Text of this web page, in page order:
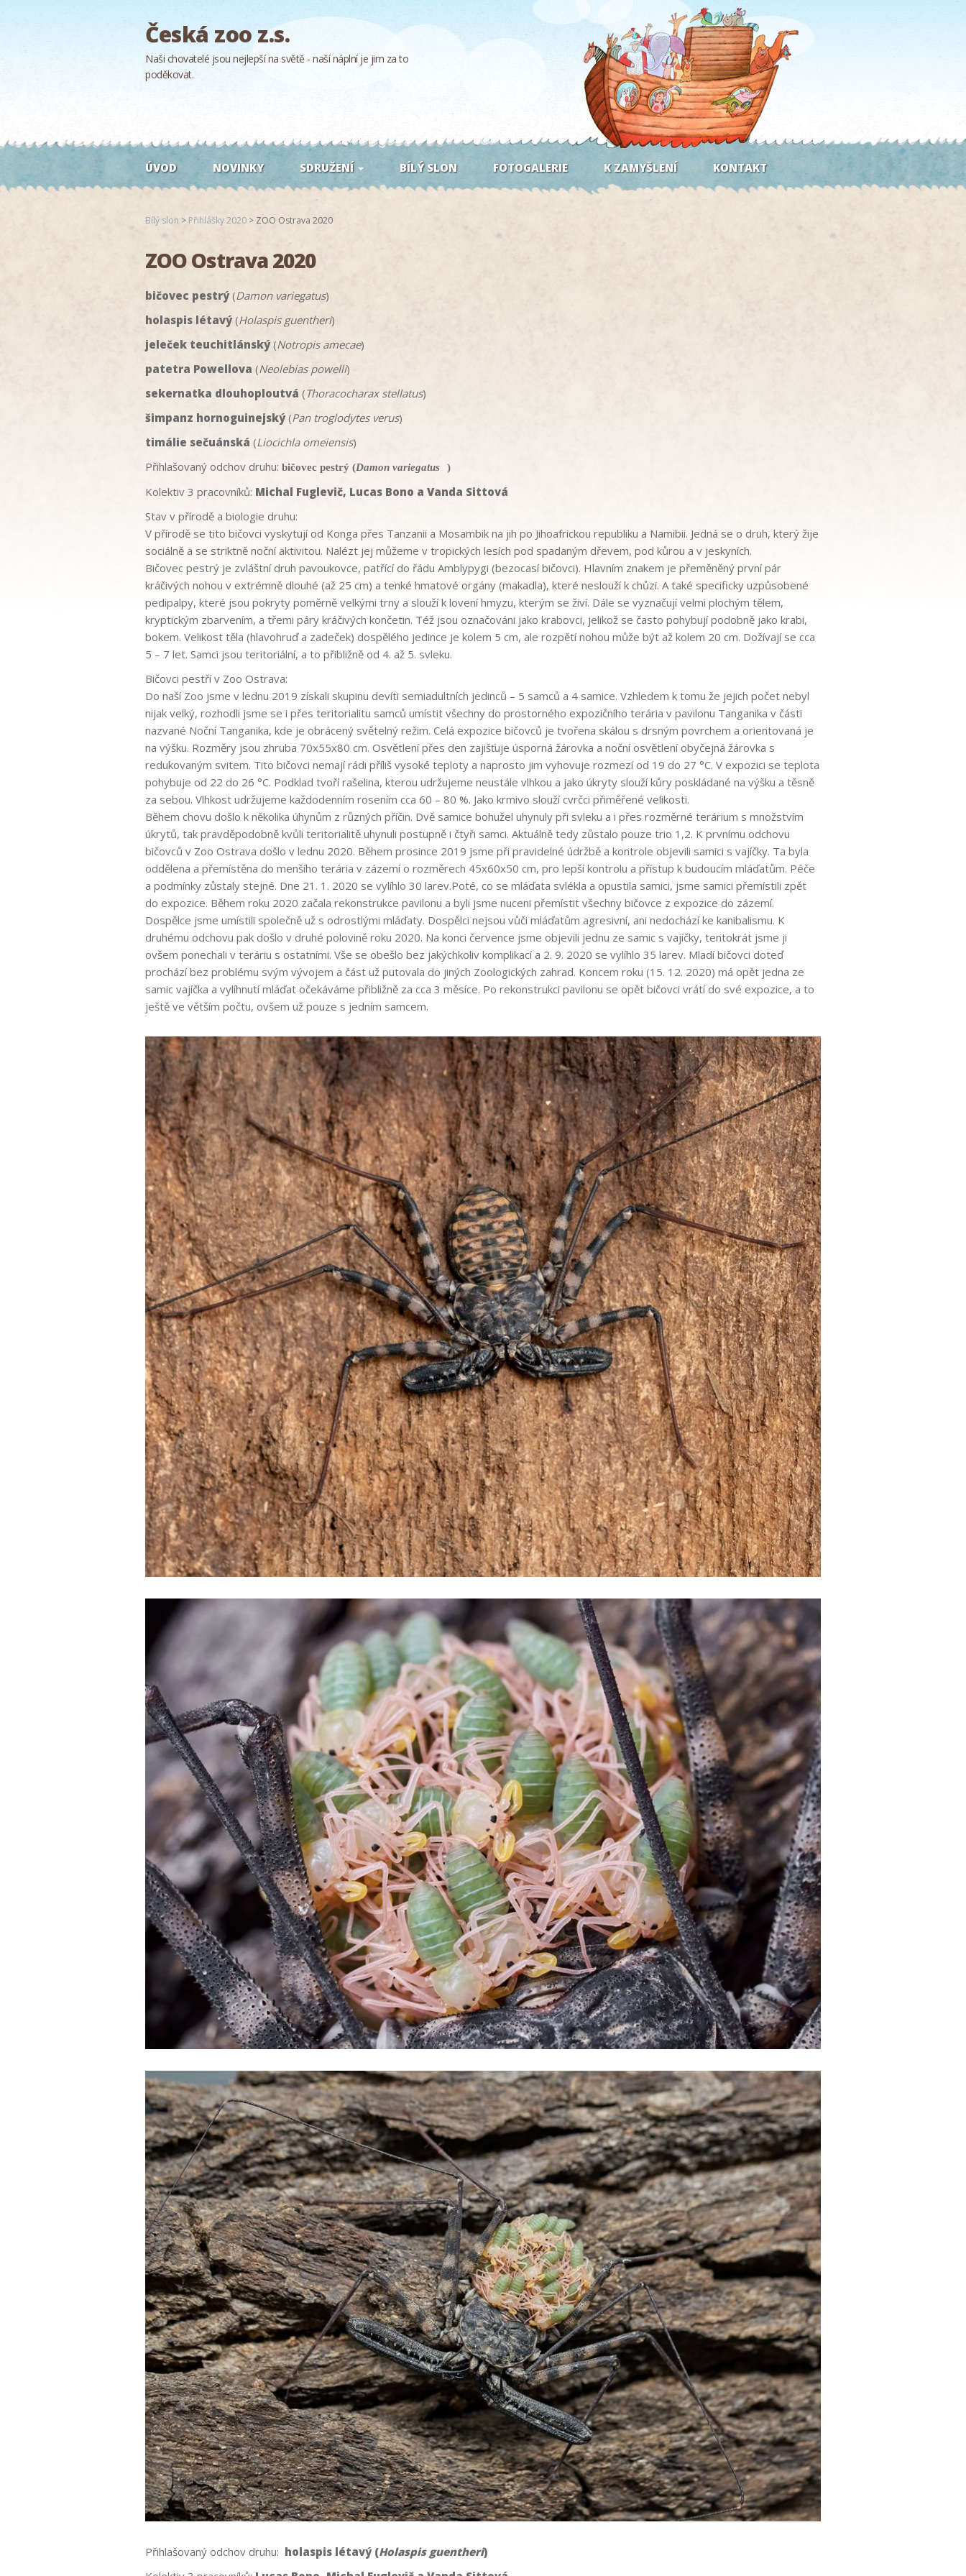
Česká zoo z.s.
Naši chovatelé jsou nejlepší na světě - naší náplní je jim za to
poděkovat.
ÚVOD NOVINKY SDRUŽENÍ BÍLÝ SLON FOTOGALERIE K ZAMYŠLENÍ KONTAKT
Bílý slon > Přihlášky 2020 > ZOO Ostrava 2020
ZOO Ostrava 2020
bičovec pestrý(Damon variegatus)
holaspis létavý(Holaspis guentheri)
jeleček teuchitlánský(Notropis amecae)
patetra Powellova (Neolebias powelli)
sekernatka dlouhoploutvá (Thoracocharax stellatus)
šimpanz hornoguinejský(Pan troglodytes verus)
timálie sečuánská (Liocichla omeiensis)
Přihlašovaný odchov druhu: bičovec pestrý (Damon variegatus )
Kolektiv 3 pracovníků: Michal Fuglevič, Lucas Bono a Vanda Sittová
Stav v přírodě a biologie druhu:
V přírodě se tito bičovci vyskytují od Konga přes Tanzanii a Mosambik na jih po Jihoafrickou republiku a Namibii. Jedná se o druh, který žije
sociálně a se striktně noční aktivitou. Nalézt jej můžeme v tropických lesích pod spadaným dřevem, pod kůrou a v jeskyních.
Bičovec pestrý je zvláštní druh pavoukovce, patřící do řádu Amblypygi (bezocasí bičovci). Hlavním znakem je přeměněný první pár
kráčivých nohou v extrémně dlouhé (až 25 cm) a tenké hmatové orgány (makadla), které neslouží k chůzi. A také specificky uzpůsobené
pedipalpy, které jsou pokryty poměrně velkými trny a slouží k lovení hmyzu, kterým se živí. Dále se vyznačují velmi plochým tělem,
kryptickým zbarvením, a třemi páry kráčivých končetin. Též jsou označováni jako krabovci, jelikož se často pohybují podobně jako krabi,
bokem. Velikost těla (hlavohruď a zadeček) dospělého jedince je kolem 5 cm, ale rozpětí nohou může být až kolem 20 cm. Dožívají se cca
5 – 7 let. Samci jsou teritoriální, a to přibližně od 4. až 5. svleku.
Bičovci pestří v Zoo Ostrava:
Do naší Zoo jsme v lednu 2019 získali skupinu devíti semiadultních jedinců – 5 samců a 4 samice. Vzhledem k tomu že jejich počet nebyl
nijak velký, rozhodli jsme se i přes teritorialitu samců umístit všechny do prostorného expozičního terária v pavilonu Tanganika v části
nazvané Noční Tanganika, kde je obrácený světelný režim. Celá expozice bičovců je tvořena skálou s drsným povrchem a orientovaná je
na výšku. Rozměry jsou zhruba 70x55x80 cm. Osvětlení přes den zajišťuje úsporná žárovka a noční osvětlení obyčejná žárovka s
redukovaným svitem. Tito bičovci nemají rádi příliš vysoké teploty a naprosto jim vyhovuje rozmezí od 19 do 27 °C. V expozici se teplota
pohybuje od 22 do 26 °C. Podklad tvoří rašelina, kterou udržujeme neustále vlhkou a jako úkryty slouží kůry poskládané na výšku a těsně
za sebou. Vlhkost udržujeme každodenním rosením cca 60 – 80 %. Jako krmivo slouží cvrčci přiměřené velikosti.
Během chovu došlo k několika úhynům z různých příčin. Dvě samice bohužel uhynuly při svleku a i přes rozměrné terárium s množstvím
úkrytů, tak pravděpodobně kvůli teritorialitě uhynuli postupně i čtyři samci. Aktuálně tedy zůstalo pouze trio 1,2. K prvnímu odchovu
bičovců v Zoo Ostrava došlo v lednu 2020. Během prosince 2019 jsme při pravidelné údržbě a kontrole objevili samici s vajíčky. Ta byla
oddělena a přemístěna do menšího terária v zázemí o rozměrech 45x60x50 cm, pro lepší kontrolu a přístup k budoucím mláďatům. Péče
a podmínky zůstaly stejné. Dne 21. 1. 2020 se vylíhlo 30 larev.Poté, co se mláďata svlékla a opustila samici, jsme samici přemístili zpět
do expozice. Během roku 2020 začala rekonstrukce pavilonu a byli jsme nuceni přemístit všechny bičovce z expozice do zázemí.
Dospělce jsme umístili společně už s odrostlými mláďaty. Dospělci nejsou vůči mláďatům agresivní, ani nedochází ke kanibalismu. K
druhému odchovu pak došlo v druhé polovině roku 2020. Na konci července jsme objevili jednu ze samic s vajíčky, tentokrát jsme ji
ovšem ponechali v teráriu s ostatními. Vše se obešlo bez jakýchkoliv komplikací a 2. 9. 2020 se vylíhlo 35 larev. Mladí bičovci doteď
prochází bez problému svým vývojem a část už putovala do jiných Zoologických zahrad. Koncem roku (15. 12. 2020) má opět jedna ze
samic vajíčka a vylíhnutí mláďat očekáváme přibližně za cca 3 měsíce. Po rekonstrukci pavilonu se opět bičovci vrátí do své expozice, a to
ještě ve větším počtu, ovšem už pouze s jedním samcem.
Přihlašovaný odchov druhu: holaspis létavý (Holaspis guentheri)